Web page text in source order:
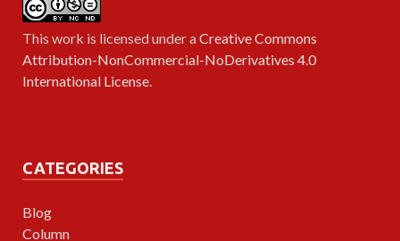
This work is licensed under aCreative Commons
Attribution-NonCommercial-NoDerivatives 4.0
International License.
CATEGORIES
Blog
Column